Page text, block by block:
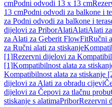
cmPodni odvodi 13 x 13 cm
13 cmPodni odvodi za balkone i
za Podni odvodi za balkone i
dijelovi za PriborAlatiAlatiAlati
za Alati za Geberit FlowFitRučni
za Ručni alati za stiskanje
[1]Rezervni dijelovi za
[1]Kompatibilnost alata za
Kompatibilnost alata za stiskanje
dijelovi za Alati za obradu cijevi
dijelovi za Čepovi za tlačnu probu
stiskanje s alatimaPriborRezervni